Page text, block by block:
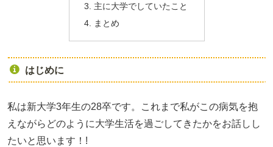
主に大学でしていたこと
まとめ
はじめに
私は新大学3年生の28卒です。これまで私がこの病気を抱
えながらどのように大学生活を過ごしてきたかをお話しし
たいと思います！!